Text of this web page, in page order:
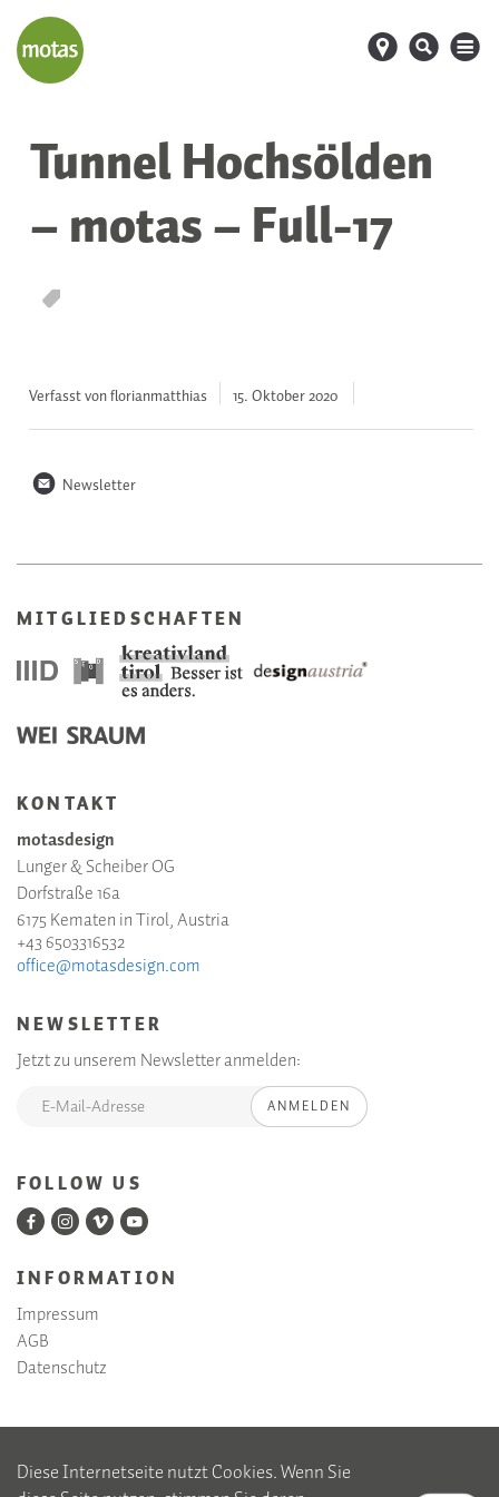
d s M
Tunnel Hochsölden
– motas – Full-17
T
Verfasst von florianmatthias 15. Oktober2020
n Newsletter
MITGLIEDSCHAFTEN
KONTAKT
motasdesign
Lunger & Scheiber OG
Dorfstraße 16a
6175 Kematen in Tirol, Austria
+43 6503316532
office@motasdesign.com
NEWSLETTER
Jetzt zu unserem Newsletter anmelden:
ANMELDEN
FOLLOW US
INFORMATION
Impressum
AGB
Datenschutz
Diese Internetseite nutzt Cookies. Wenn Sie